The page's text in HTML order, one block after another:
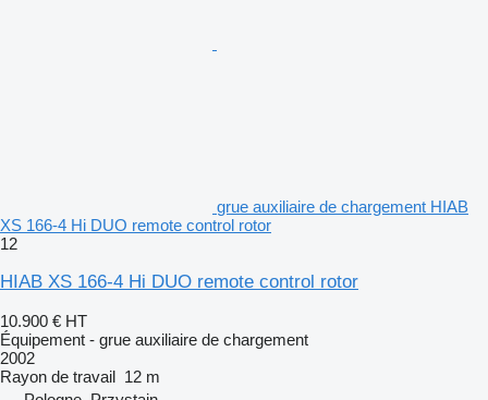
grue auxiliaire de chargement HIAB
XS 166-4 Hi DUO remote control rotor
12
HIAB XS 166-4 Hi DUO remote control rotor
10.900 € HT
Équipement - grue auxiliaire de chargement
2002
Rayon de travail 12 m